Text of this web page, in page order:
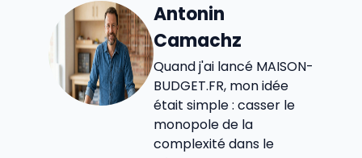
Antonin
Camachz
Quand j'ai lancé MAISON-
BUDGET.FR, mon idée
était simple : casser le
monopole de la
complexité dans le